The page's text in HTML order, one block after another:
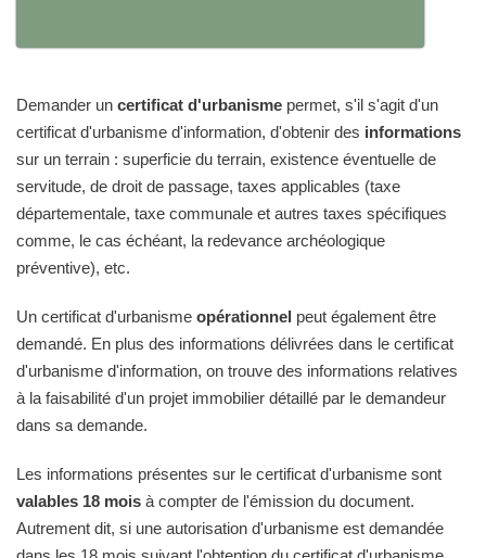
Demander un certificat d'urbanisme permet, s'il s'agit d'un
certificat d'urbanisme d'information, d'obtenir des informations
sur un terrain : superficie du terrain, existence éventuelle de
servitude, de droit de passage, taxes applicables (taxe
départementale, taxe communale et autres taxes spécifiques
comme, le cas échéant, la redevance archéologique
préventive), etc.
Un certificat d'urbanisme opérationnel peut également être
demandé. En plus des informations délivrées dans le certificat
d'urbanisme d'information, on trouve des informations relatives
à la faisabilité d'un projet immobilier détaillé par le demandeur
dans sa demande.
Les informations présentes sur le certificat d'urbanisme sont
valables 18 mois à compter de l'émission du document.
Autrement dit, si une autorisation d'urbanisme est demandée